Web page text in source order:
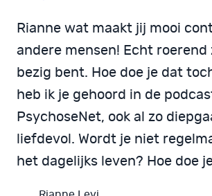
Rianne wat maakt jij mooi
andere mensen! Echt roerend
bezig bent. Hoe doe je dat
heb ik je gehoord in de
PsychoseNet, ook al zo
liefdevol. Wordt je niet
het dagelijks leven? Hoe doe